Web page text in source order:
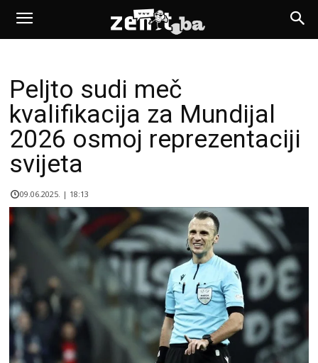
Peljto sudi meč
kvalifikacija za Mundijal
2026 osmoj reprezentaciji
svijeta
09.06.2025. | 18:13